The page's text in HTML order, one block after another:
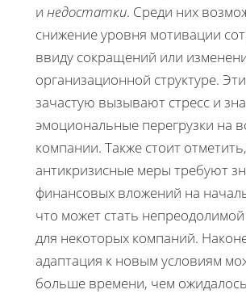
и недостатки. Среди них
снижение уровня мотивации
ввиду сокращений или
организационной структуре.
зачастую вызывают стресс и
эмоциональные перегрузки на
компании. Также стоит
антикризисные меры требуют
финансовых вложений на
что может стать
для некоторых компаний.
адаптация к новым условиям
больше времени, чем